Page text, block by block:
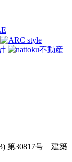
第30817号 建築